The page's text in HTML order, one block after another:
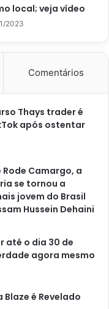
e, enfim, já
agregar mais
receita de massa
local; veja vídeo
2023
Comentários
Thays trader é
após ostentar
Camargo, a
se tornou a
jovem do Brasil
Hussein Dehaini
até o dia 30 de
agora mesmo
é Revelado